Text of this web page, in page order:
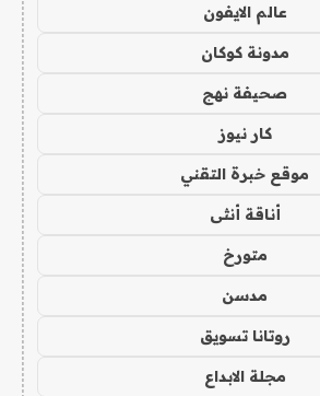
عالم الايفون
مدونة كوكان
صحيفة نهج
كار نيوز
موقع خبرة التقني
أناقة أنثى
متورخ
مدسن
روتانا تسويق
مجلة الابداع